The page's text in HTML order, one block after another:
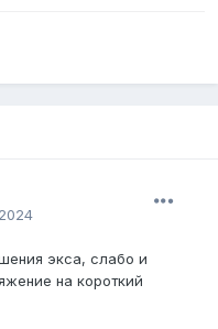
экса, слабо и
на короткий